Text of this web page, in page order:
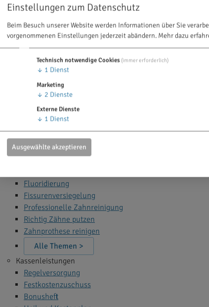
Implantate
Zahnkrone
Zahnbrücke
Alle Themen >
Zahnbehandlung
Zahn Bleaching
Zahnfüllung
Zahnspange
Wurzelbehandlung
Narkose beim Zahnarzt
Alle Themen >
Fluoridierung
Fissurenversiegelung
Professionelle Zahnreinigung
Richtig Zähne putzen
Zahnprothese reinigen
Alle Themen >
Kassenleistungen
Regelversorgung
Festkostenzuschuss
Bonusheft
Einstellungen zum Datenschutz
Beim Besuch unserer Website werden Informationen über Sie
vorgenommenen Einstellungen jederzeit abändern. Mehr dazu
Technisch notwendige Cookies (immer erforderlich)
↓ 1 Dienst
Marketing
↓ 2 Dienste
Externe Dienste
↓ 1 Dienst
Ausgewählte akzeptieren